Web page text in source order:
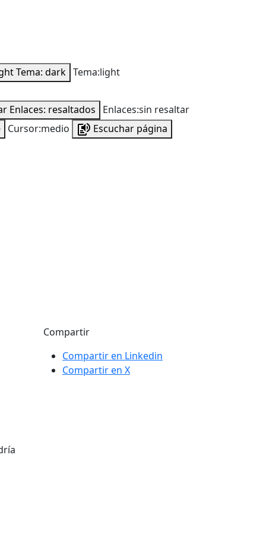
Tema: dark Tema:light
Enlaces: resaltados
Enlaces:sin resaltar
Cursor:medio
Escuchar página
Compartir
Compartir en Linkedin
Compartir en X